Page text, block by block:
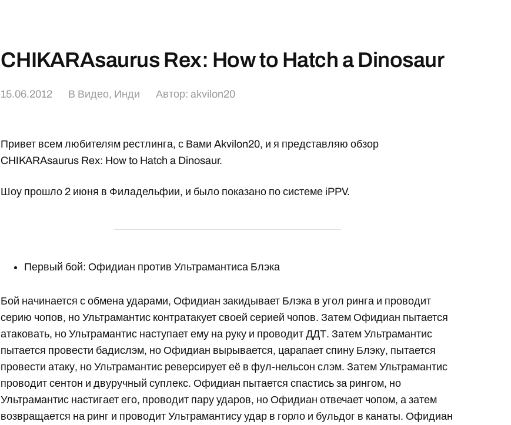
CHIKARAsaurus Rex: How to Hatch a Dinosaur
15.06.2012 В Видео, Инди Автор:akvilon20
Привет всем любителям рестлинга, с Вами Akvilon20, и я представляю обзор
CHIKARAsaurus Rex: How to Hatch a Dinosaur.
Шоу прошло 2 июня в Филадельфии, и было показано по системе iPPV.
Первый бой: Офидиан против Ультрамантиса Блэка
Бой начинается с обмена ударами, Офидиан закидывает Блэка в угол ринга и проводит
серию чопов, но Ультрамантис контратакует своей серией чопов. Затем Офидиан пытается
атаковать, но Ультрамантис наступает ему на руку и проводит ДДТ. Затем Ультрамантис
пытается провести бадислэм, но Офидиан вырывается, царапает спину Блэку, пытается
провести атаку, но Ультрамантис реверсирует её в фул-нельсон слэм. Затем Ультрамантис
проводит сентон и двуручный суплекс. Офидиан пытается спастись за рингом, но
Ультрамантис настигает его, проводит пару ударов, но Офидиан отвечает чопом, а затем
возвращается на ринг и проводит Ультрамантису удар в горло и бульдог в канаты. Офидиан